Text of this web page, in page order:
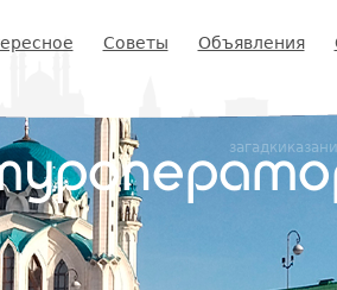
Советы Объявления